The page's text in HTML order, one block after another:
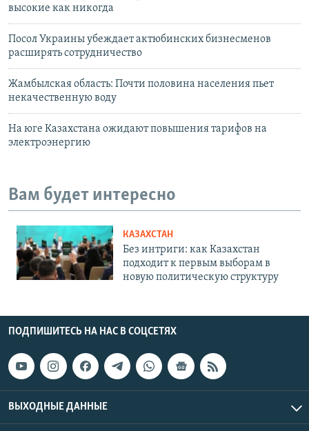
высокие как никогда
Посол Украины убеждает актюбинских бизнесменов
расширять сотрудничество
Жамбылская область: Почти половина населения пьет
некачественную воду
На юге Казахстана ожидают повышения тарифов на
электроэнергию
Вам будет интересно
КАЗАХСТАН
Без интриги: как Казахстан
подходит к первым выборам в
новую политическую структуру
ПОДПИШИТЕСЬ НА НАС В СОЦСЕТЯХ
ВЫХОДНЫЕ ДАННЫЕ